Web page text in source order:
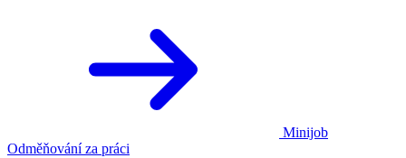
Minijob
Odměňování za práci